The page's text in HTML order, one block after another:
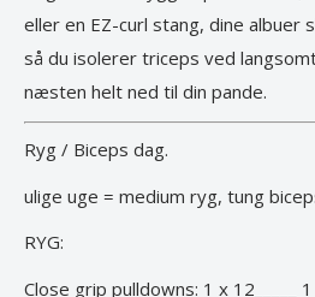
eller en EZ-curl stang, dine albuer
så du isolerer triceps ved
næsten helt ned til din pande.
Ryg / Biceps dag.
ulige uge = medium ryg, tung
RYG:
Close grip pulldowns: 1 x 12_____